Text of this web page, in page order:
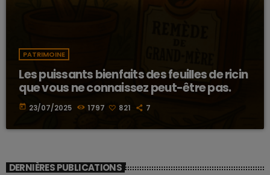
PATRIMOINE
Les puissants bienfaits des feuilles de ricin
que vous ne connaissez peut-être pas.
today 23/07/2025 1797 821 7
DERNIÈRES PUBLICATIONS